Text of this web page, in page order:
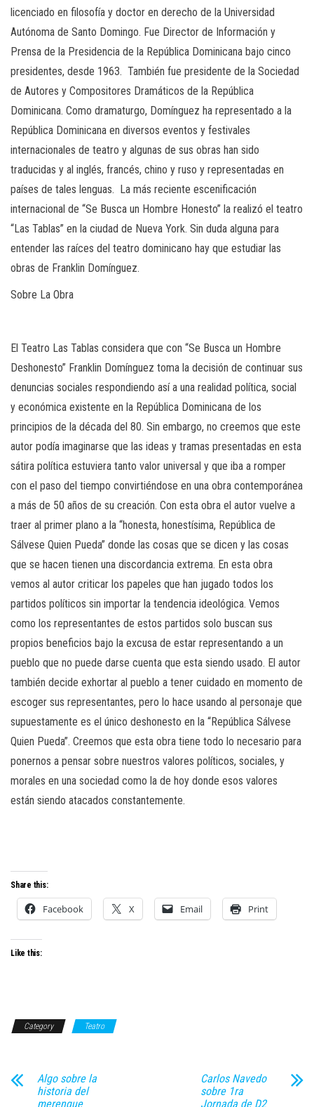
licenciado en filosofía y doctor en derecho de la Universidad
Autónoma de Santo Domingo. Fue Director de Información y
Prensa de la Presidencia de la República Dominicana bajo cinco
presidentes, desde 1963. También fue presidente de la Sociedad
de Autores y Compositores Dramáticos de la República
Dominicana. Como dramaturgo, Domínguez ha representado a la
República Dominicana en diversos eventos y festivales
internacionales de teatro y algunas de sus obras han sido
traducidas y al inglés, francés, chino y ruso y representadas en
países de tales lenguas. La más reciente escenificación
internacional de “Se Busca un Hombre Honesto” la realizó el teatro
“Las Tablas” en la ciudad de Nueva York. Sin duda alguna para
entender las raíces del teatro dominicano hay que estudiar las
obras de Franklin Domínguez.
Sobre La Obra
El Teatro Las Tablas considera que con “Se Busca un Hombre
Deshonesto” Franklin Domínguez toma la decisión de continuar sus
denuncias sociales respondiendo así a una realidad política, social
y económica existente en la República Dominicana de los
principios de la década del 80. Sin embargo, no creemos que este
autor podía imaginarse que las ideas y tramas presentadas en esta
sátira política estuviera tanto valor universal y que iba a romper
con el paso del tiempo convirtiéndose en una obra contemporánea
a más de 50 años de su creación. Con esta obra el autor vuelve a
traer al primer plano a la “honesta, honestísima, República de
Sálvese Quien Pueda” donde las cosas que se dicen y las cosas
que se hacen tienen una discordancia extrema. En esta obra
vemos al autor criticar los papeles que han jugado todos los
partidos políticos sin importar la tendencia ideológica. Vemos
como los representantes de estos partidos solo buscan sus
propios beneficios bajo la excusa de estar representando a un
pueblo que no puede darse cuenta que esta siendo usado. El autor
también decide exhortar al pueblo a tener cuidado en momento de
escoger sus representantes, pero lo hace usando al personaje que
supuestamente es el único deshonesto en la “República Sálvese
Quien Pueda”. Creemos que esta obra tiene todo lo necesario para
ponernos a pensar sobre nuestros valores políticos, sociales, y
morales en una sociedad como la de hoy donde esos valores
están siendo atacados constantemente.
Share this:
Facebook X Email Print
Like this:
Category Teatro
Algo sobre la
historia del
merengue
Carlos Navedo
sobre 1ra
Jornada de D2